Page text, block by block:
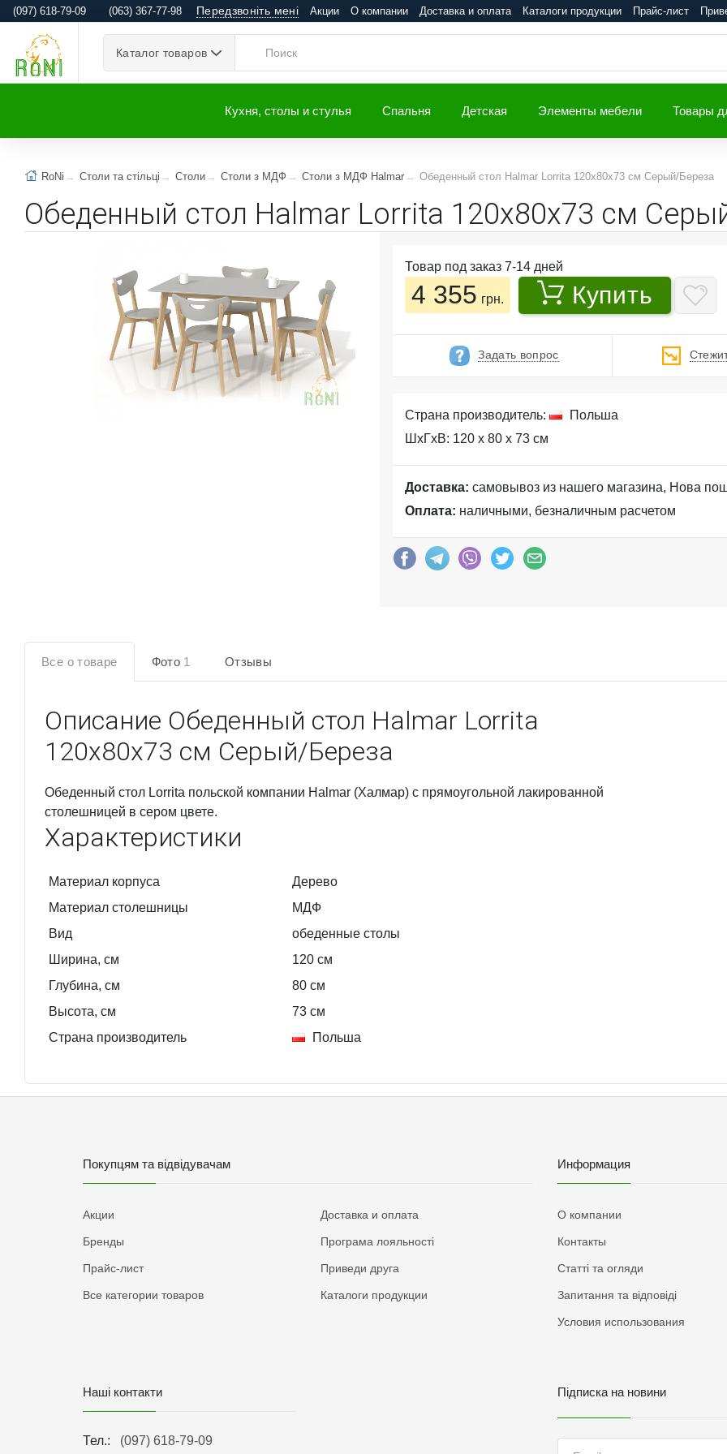
(097) 618-79-09 (063) 367-77-98 Передзвоніть мені Акции О компании Доставка и оплата Каталоги продукции Прайс-лист
Каталог товаров
Кухня, столы и стулья Спальня Детская Элементы мебели Товары
RoNi Столи та стільці Столи Столи з МДФ Столи з МДФ Halmar Обеденный стол Halmar Lorrita 120x80x73 см Серый/Береза
Обеденный стол Halmar Lorrita 120x80x73 см
Товар под заказ 7-14 дней
4 355 грн. Купить
Задать вопрос
Страна производитель:
Польша
ШхГхВ: 120 x 80 x 73 см
Доставка: самовывоз из нашего магазина, Нова
Оплата: наличными, безналичным расчетом
Все о товаре Фото 1 Отзывы
Описание Обеденный стол Halmar Lorrita
120x80x73 см Серый/Береза
Обеденный стол Lorrita польской компании Halmar (Халмар) с прямоугольной лакированной
столешницей в сером цвете.
Характеристики
Материал корпуса
Дерево
Материал столешницы
МДФ
Вид
обеденные столы
Ширина, см
120 см
Глубина, см
80 см
Высота, см
73 см
Страна производитель
Польша
Покупцям та відвідувачам
Акции
Бренды
Прайс-лист
Все категории товаров
Доставка и оплата
Програма лояльності
Приведи друга
Каталоги продукции
Информация
О компании
Контакты
Статті та огляди
Запитання та відповіді
Условия использования
Наші контакти
Тел.: (097) 618-79-09
Підписка на новини